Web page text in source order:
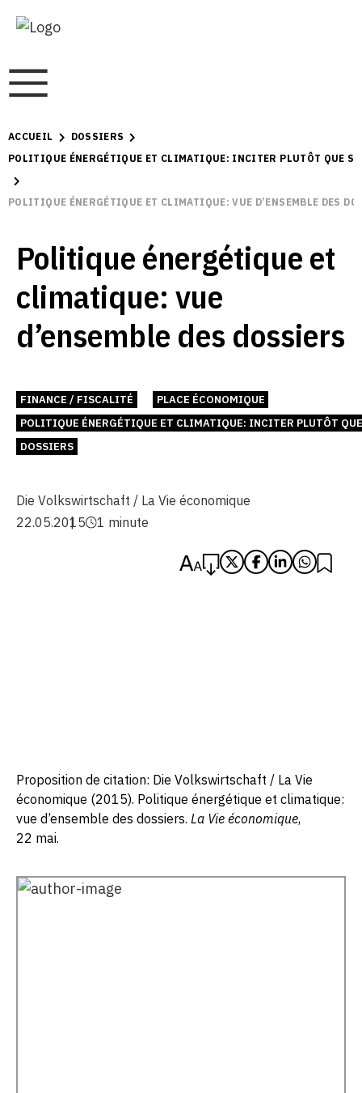
ACCUEIL
DOSSIERS
POLITIQUE ÉNERGÉTIQUE ET CLIMATIQUE: INCITER PLUTÔT QUE
POLITIQUE ÉNERGÉTIQUE ET CLIMATIQUE: VUE D’ENSEMBLE DES
Politique énergétique et
climatique: vue
d’ensemble des dossiers
FINANCE / FISCALITÉ
PLACE ÉCONOMIQUE
POLITIQUE ÉNERGÉTIQUE ET CLIMATIQUE: INCITER PLUTÔT
DOSSIERS
Die Volkswirtschaft / La Vie économique
22.05.2015
1 minute
Proposition de citation: Die Volkswirtschaft / La Vie
économique (2015). Politique énergétique et climatique:
vue d’ensemble des dossiers. La Vie économique,
22 mai.